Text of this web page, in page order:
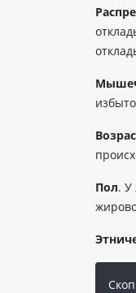
Пол. У